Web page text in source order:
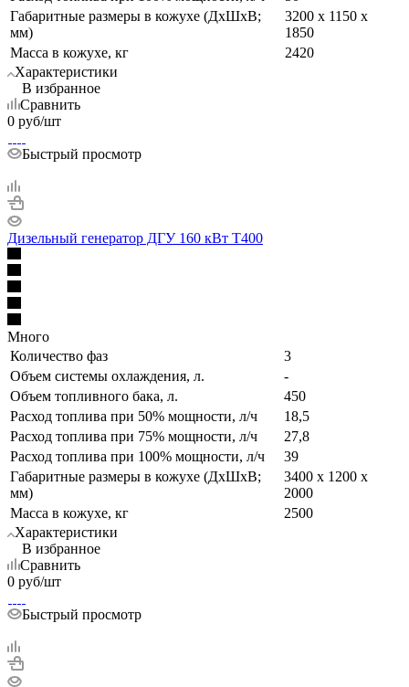
Габаритные размеры в кожухе (ДхШхВ;
мм)
3200 х 1150 х
1850
Масса в кожухе, кг
2420
Характеристики
В избранное
Сравнить
0 руб/шт
Быстрый просмотр
Дизельный генератор ДГУ 160 кВт Т400
Много
Количество фаз
3
Объем системы охлаждения, л.
-
Объем топливного бака, л.
450
Расход топлива при 50% мощности, л/ч
18,5
Расход топлива при 75% мощности, л/ч
27,8
Расход топлива при 100% мощности, л/ч
39
Габаритные размеры в кожухе (ДхШхВ;
мм)
3400 х 1200 х
2000
Масса в кожухе, кг
2500
Характеристики
В избранное
Сравнить
0 руб/шт
Быстрый просмотр